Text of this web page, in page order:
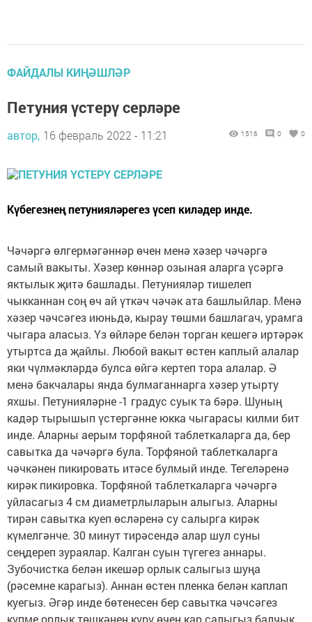
ФАЙДАЛЫ КИҢӘШЛӘР
Петуния үстерү серләре
автор, 16 февраль 2022 - 11:21 1516 0 0
Күбегезнең петунияләрегез үсеп киләдер инде.
Чәчәргә өлгермәгәннәр өчен менә хәзер чәчәргә
самый вакыты. Хәзер көннәр озыная аларга үсәргә
яктылык җитә башлады. Петунияләр тишелеп
чыкканнан соң өч ай үткәч чәчәк ата башлыйлар. Менә
хәзер чәчсәгез июньдә, кырау төшми башлагач, урамга
чыгара аласыз. Үз өйләре белән торган кешегә иртәрәк
утыртса да җайлы. Любой вакыт өстен каплый алалар
яки чүлмәкләрдә булса өйгә кертеп тора алалар. Ә
менә бакчалары янда булмаганнарга хәзер утырту
яхшы. Петунияләрне -1 градус суык та бәрә. Шуның
кадәр тырышып үстергәнне юкка чыгарасы килми бит
инде. Аларны аерым торфяной таблеткаларга да, бер
савытка да чәчәргә була. Торфяной таблеткаларга
чәчкәнен пикировать итәсе булмый инде. Тегеләренә
кирәк пикировка. Торфяной таблеткаларга чәчәргә
уйласагыз 4 см диаметрлыларын алыгыз. Аларны
тирән савытка куеп өсләренә су салырга кирәк
күмелгәнче. 30 минут тирәсендә алар шул суны
сеңдереп зураялар. Калган суын түгегез аннары.
Зубочистка белән икешәр орлык салыгыз шуңа
(рәсемне карагыз). Аннан өстен пленка белән каплап
куегыз. Әгәр инде бөтенесен бер савытка чәчсәгез
күпме орлык төшкәнен күрү өчен кар салыгыз балчык